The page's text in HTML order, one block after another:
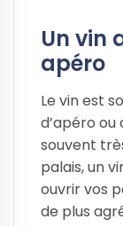
Un vin
apéro
Le vin est
d’apéro ou
souvent
palais, un
ouvrir vos
de plus